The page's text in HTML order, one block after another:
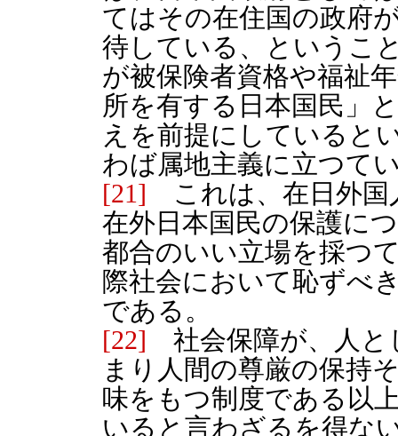
てはその在住国の政府
待している、というこ
が被保険者資格や福祉
所を有する日本国民」
えを前提にしていると
わば属地主義に立つて
[21] これは、在日外国
在外日本国民の保護に
都合のいい立場を採つ
際社会において恥ずべ
である。
[22] 社会保障が、人と
まり人間の尊厳の保持
味をもつ制度である以
いると言わざるを得な